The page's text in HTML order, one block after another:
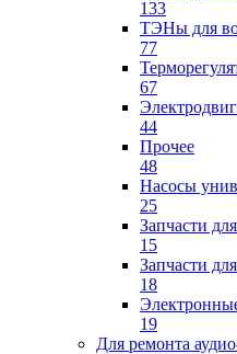
133
ТЭНы для
77
67
44
Прочее
48
Насосы
25
Запчасти
15
Запчасти
18
19
Для ремонта